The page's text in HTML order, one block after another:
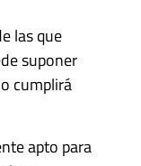
las que
suponer
cumplirá
apto para